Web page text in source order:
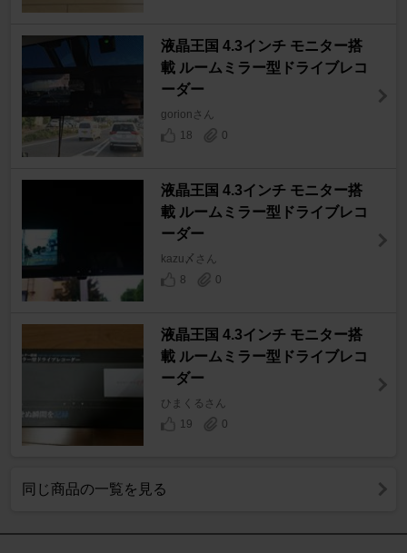
液晶王国 4.3インチ モニター搭
載 ルームミラー型ドライブレコ
ーダー
gorionさん
18
0
液晶王国 4.3インチ モニター搭
載 ルームミラー型ドライブレコ
ーダー
kazu〆さん
8
0
液晶王国 4.3インチ モニター搭
載 ルームミラー型ドライブレコ
ーダー
ひまくるさん
19
0
同じ商品の一覧を見る